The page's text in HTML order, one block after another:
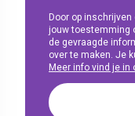
Door op
jouw toestemming
de gevraagde
over te maken. Je
Meer info vind je in